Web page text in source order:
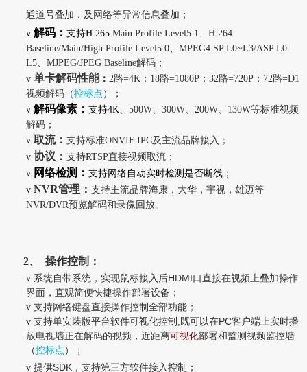
通道号叠加，及网络等异常信息叠加；
v 解码： 支持H.265 Main Profile Level5.1、H.264
Baseline/Main/High Profile Level5.0、MPEG4 SP L0~L3/ASP L0-
L5、MJPEG/JPEG Baseline解码；
v 单卡解码性能： 2路=4K；18路=1080P；32路=720P；72路=D1
视频解码（控标点 ）；
v 解码像素： 支持4K、500W、300W、200W、130W等标准视频
解码；
v 取流： 支持标准ONVIF IPC及主流品牌接入；
v 协议： 支持RTSP直接视频取流；
v 网络检测： 支持网络自动实时检测是否断线；
v NVR管理： 支持主流品牌海康，大华，宇视，雄迈等
NVR/DVR预览解码和录像回放。
2、 操作控制：
v 系统自带系统，实现鼠标接入后HDMI 口直接在视频上叠加操作
界面，直观简便快捷操作部署设备；
v 支持网络键盘直接操作控制全部功能；
v 支持单安装版平台软件可视化控制 , 既可以在PC客户端上实时播
放电视墙正在解码的视频，近距离可视化部署和监测视频监控墙
（控标点 ）；
v 提供SDK ，支持第三方软件接入控制；